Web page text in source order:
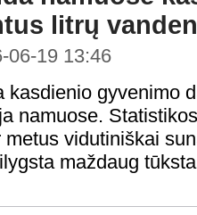
litrų
06-19 13:46
kasdienio gyvenimo
namuose.
vidutiniškai
maždaug